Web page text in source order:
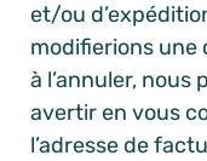
et/ou
modifierions une
à l’annuler,
avertir en vous
l’adresse de